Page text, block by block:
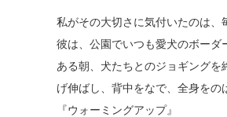
私がその大切さに気付いたのは、
彼は、公園でいつも愛犬のボーダ
ある朝、犬たちとのジョギング
げ伸ばし、背中をなで、全身をの
『ウォーミングアップ』